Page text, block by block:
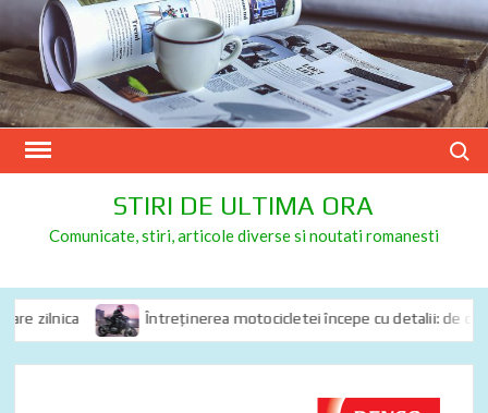
Skip
to
content
STIRI DE ULTIMA ORA
Comunicate, stiri, articole diverse si noutati romanesti
zilnica Întreținerea motocicletei începe cu detalii: de ce